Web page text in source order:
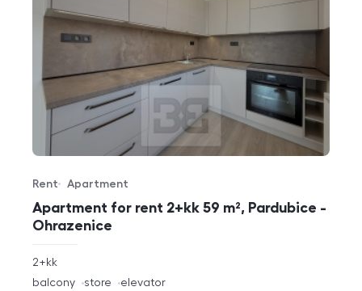
Apartment for rent 2+kk 59 m², Pardubice -
Ohrazenice
Offer type
Rent
Property type
Apartment
rozměry
disposition
2+kk
funkce
balcony store elevator